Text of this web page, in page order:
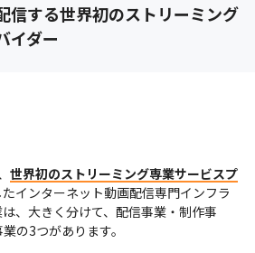
信する世界初のストリーミング
イダー
世界初のストリーミング専業サービスプ
インターネット動画配信専門インフラ
、大きく分けて、配信事業・制作事
の3つがあります。